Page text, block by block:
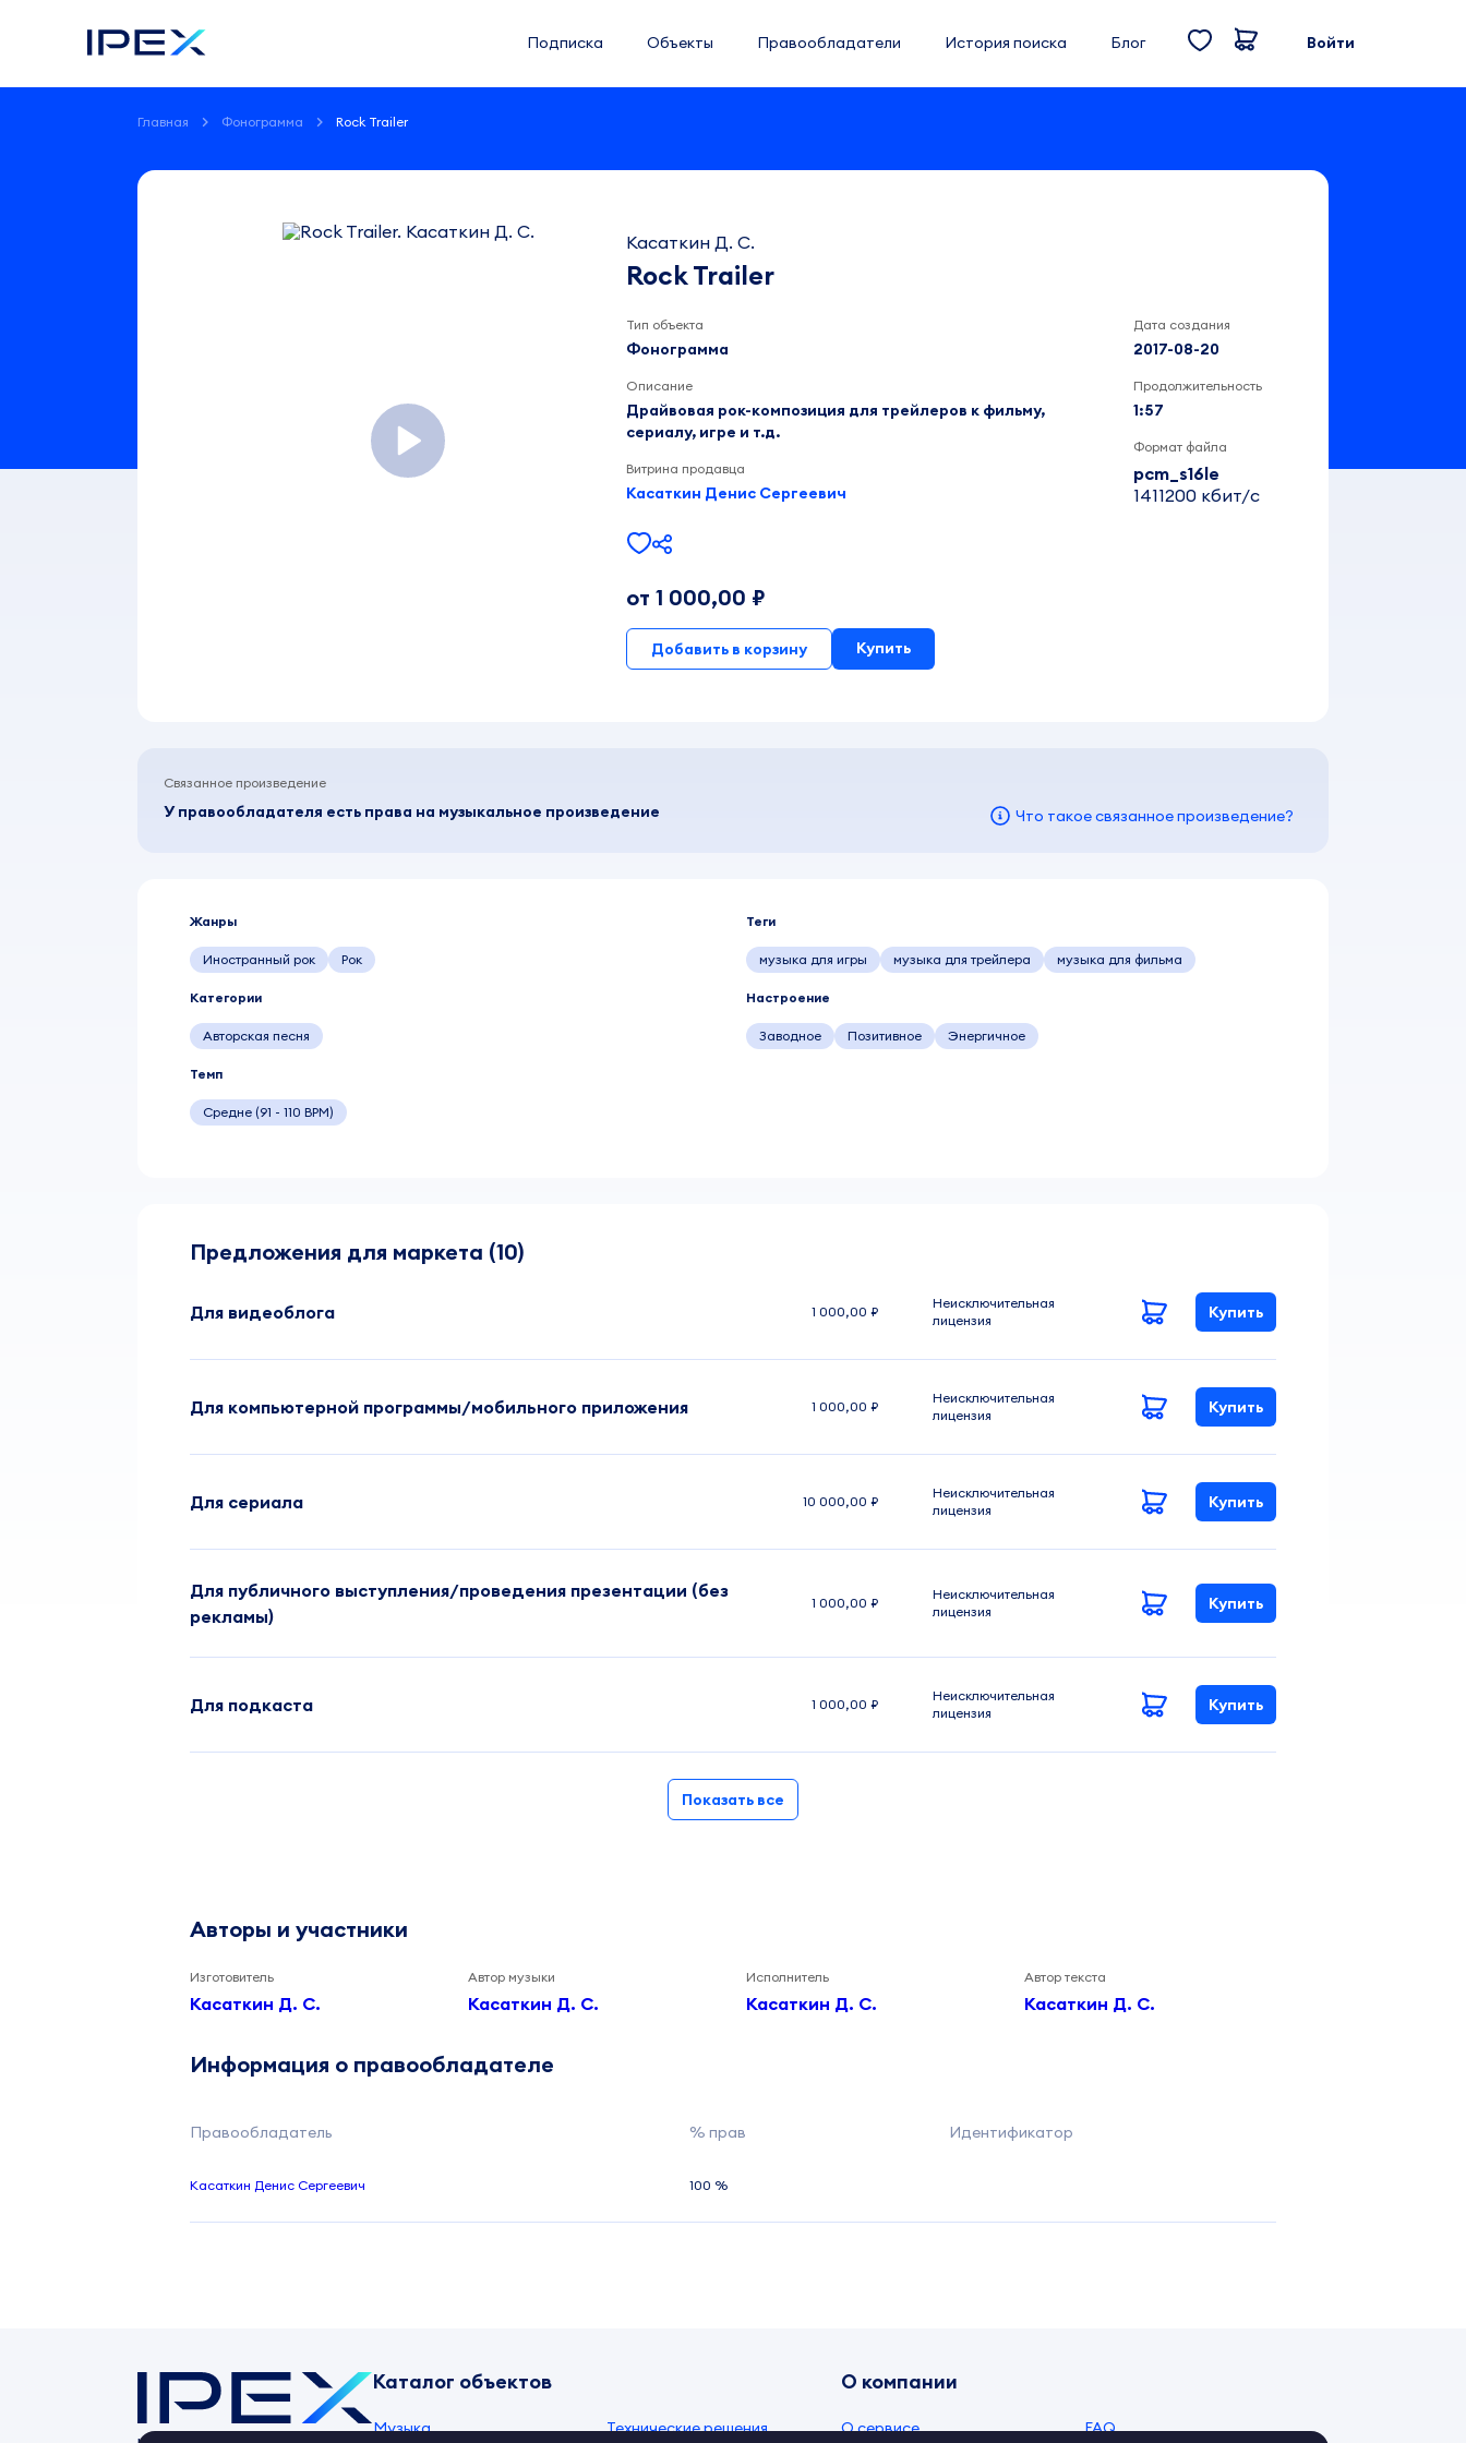
Подписка Объекты Правообладатели История поиска Блог Войти
Главная Фонограмма Rock Trailer
Касаткин Д. С.
Rock Trailer
Тип объекта
Фонограмма
Описание
Драйвовая рок-композиция для трейлеров к фильму,
сериалу, игре и т.д.
Витрина продавца
Касаткин Денис Сергеевич
Дата создания
2017-08-20
Продолжительность
1:57
Формат файла
pcm_s16le
1411200 кбит/c
от 1 000,00 ₽
Добавить в корзину Купить
Связанное произведение
У правообладателя есть права на музыкальное произведение Что такое связанное произведение?
Жанры
Иностранный рок Рок
Теги
музыка для игры музыка для трейлера музыка для фильма
Категории
Авторская песня
Настроение
Заводное Позитивное Энергичное
Темп
Средне (91 - 110 BPM)
Предложения для маркета (10)
Для видеоблога 1 000,00 ₽
Неисключительная
лицензия
Купить
Для компьютерной программы/мобильного приложения 1 000,00 ₽
Неисключительная
лицензия
Купить
Для сериала 10 000,00 ₽
Неисключительная
лицензия
Купить
Для публичного выступления/проведения презентации (без
рекламы)
1 000,00 ₽
Неисключительная
лицензия
Купить
Для подкаста 1 000,00 ₽
Неисключительная
лицензия
Купить
Показать все
Авторы и участники
Изготовитель
Касаткин Д. С.
Автор музыки
Касаткин Д. С.
Исполнитель
Касаткин Д. С.
Автор текста
Касаткин Д. С.
Информация о правообладателе
Правообладатель % прав Идентификатор
Касаткин Денис Сергеевич 100 %
Каталог объектов
Музыка Технические решения
О компании
О сервисе FAQ